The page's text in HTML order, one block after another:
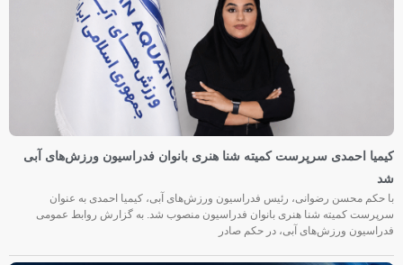
کیمیا احمدی سرپرست کمیته شنا هنری بانوان فدراسیون ورزش‌های آبی
شد
با حکم محسن رضوانی، رئیس فدراسیون ورزش‌های آبی، کیمیا احمدی به عنوان
سرپرست کمیته شنا هنری بانوان فدراسیون منصوب شد. به گزارش روابط عمومی
فدراسیون ورزش‌های آبی، در حکم صادر